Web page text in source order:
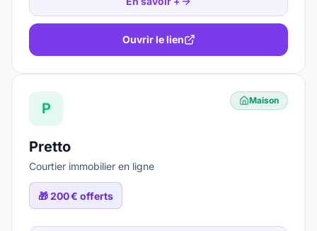
Ouvrir le lien
P Maison
Pretto
Courtier immobilier en ligne
🎁200 € offerts